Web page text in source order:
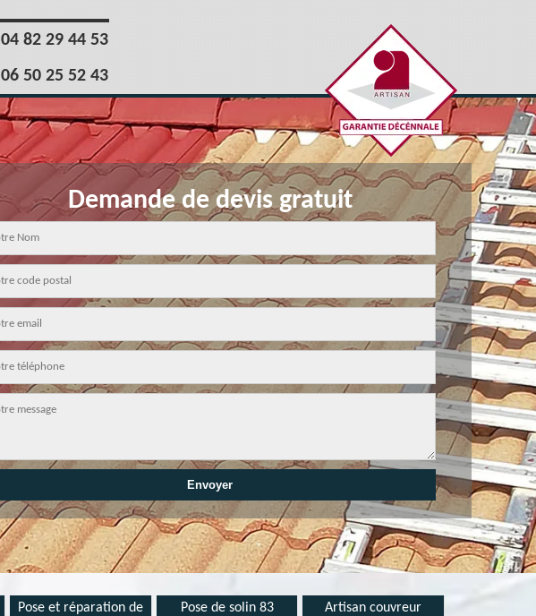
04 82 29 44 53
06 50 25 52 43
Demande de devis gratuit
Pose et réparation de
Pose de solin 83
Artisan couvreur